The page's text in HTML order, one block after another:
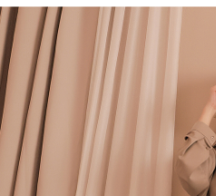
資料（包含姓名、電話或地址）提供予
由本公司與您本人進行分期帳單所需資
3.完整用戶服務條款，請詳閱以下連結：
※ 交易是否成功請以「AFTEE先享後付
是否繳費成功／繳費後需取消欲退款等
客戶支援中心」
https://
【注意事項】
１．透過由恩沛科技股份有限公司提供
易，需依本服務之必要範圍內提供個人
權轉讓予恩沛科技股份有限公司。
２．關於個人資料處理事宜，請瀏覽以
https://aftee.tw/terms/#terms3
３．未成年的使用者請事先徵得法定代
「AFTEE先享後付」，若未經同意申辦
已關閉，請勿下單(付取)
每筆NT$10,000
7-11取貨付款
每筆NT$60，滿NT$1,800(含以上)
付款後7-11取貨
每筆NT$60，滿NT$1,600(含以上)
宅配